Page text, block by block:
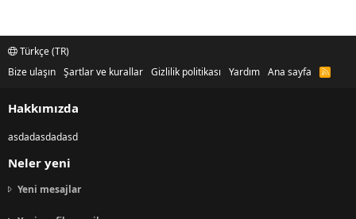
Türkçe (TR)
Bize ulaşın Şartlar ve kurallar Gizlilik politikası Yardım Ana sayfa
R
Hakkımızda
asdadasdadasd
Neler yeni
Yeni mesajlar